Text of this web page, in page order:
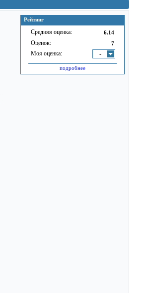
Рейтинг
Средняя оценка: 6.14
Оценок: 7
Моя оценка: -
подробнее